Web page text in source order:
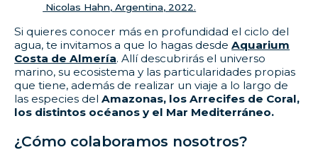
Nicolas Hahn, Argentina, 2022.
Si quieres conocer más en profundidad el ciclo del
agua, te invitamos a que lo hagas desdeAquarium
Costa de Almería. Allí descubrirás el universo
marino, su ecosistema y las particularidades propias
que tiene, además de realizar un viaje a lo largo de
las especies delAmazonas, los Arrecifes de Coral,
los distintos océanos y el Mar Mediterráneo.
¿Cómo colaboramos nosotros?